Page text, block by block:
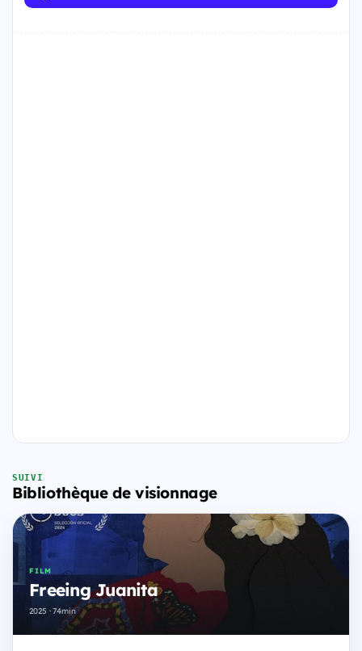
SUIVI
Bibliothèque de visionnage
FILM
Freeing Juanita
2025 · 74min